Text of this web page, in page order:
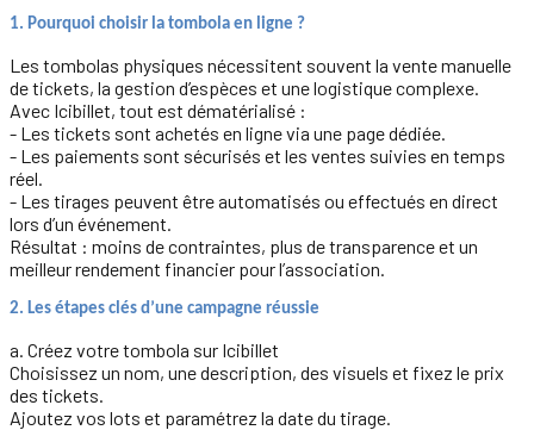
1. Pourquoi choisir la tombola en ligne ?
Les tombolas physiques nécessitent souvent la vente manuelle
de tickets, la gestion d’espèces et une logistique complexe.
Avec Icibillet, tout est dématérialisé :
- Les tickets sont achetés en ligne via une page dédiée.
- Les paiements sont sécurisés et les ventes suivies en temps
réel.
- Les tirages peuvent être automatisés ou effectués en direct
lors d’un événement.
Résultat : moins de contraintes, plus de transparence et un
meilleur rendement financier pour l’association.
2. Les étapes clés d’une campagne réussie
a. Créez votre tombola sur Icibillet
Choisissez un nom, une description, des visuels et fixez le prix
des tickets.
Ajoutez vos lots et paramétrez la date du tirage.